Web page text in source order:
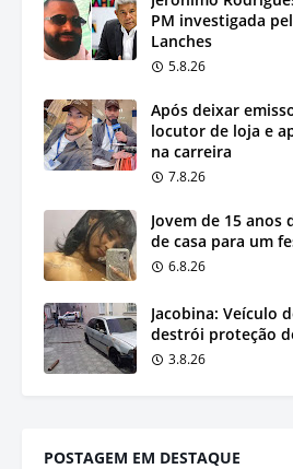
PM investigada
Lanches
5.8.26
Após deixar
locutor de loja e
na carreira
7.8.26
Jovem de 15 anos
de casa para um
6.8.26
Jacobina: Veículo
destrói proteção
3.8.26
POSTAGEM EM DESTAQUE